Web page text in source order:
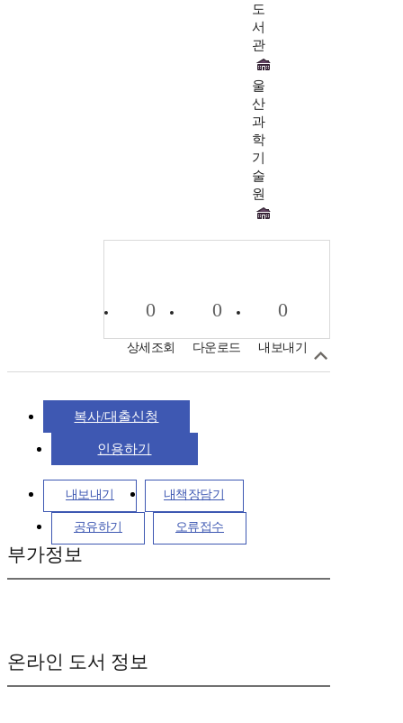
도
서
관
울
산
과
학
기
술
원
0
상세조회
0
다운로드
0
내보내기
복사/대출신청
인용하기
내보내기 내책장담기
공유하기 오류접수
부가정보
온라인 도서 정보